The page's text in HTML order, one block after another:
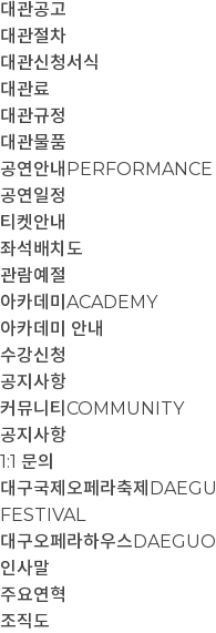
대관공고
대관절차
대관신청서식
대관료
대관규정
대관물품
공연안내 PERFORMANCE
공연일정
티켓안내
좌석배치도
관람예절
아카데미 ACADEMY
아카데미 안내
수강신청
공지사항
커뮤니티 COMMUNITY
공지사항
1:1 문의
대구국제오페라축제
FESTIVAL
대구오페라하우스
인사말
주요연혁
조직도